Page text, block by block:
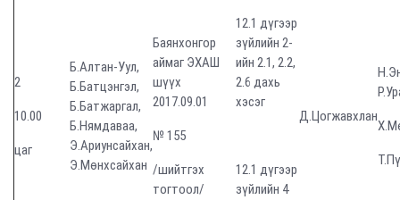
2
10.00
цаг
Б.Алтан-Уул,
Б.Батцэнгэл,
Б.Батжаргал,
Б.Нямдаваа,
Э.Ариунсайхан,
Э.Мөнхсайхан
Баянхонгор
аймаг ЭХАШ
шүүх
2017.09.01
№ 155
/шийтгэх
тогтоол/
12.1 дүгээр
зүйлийн 2-
ийн 2.1, 2.2,
2.6 дахь
хэсэг
12.1 дүгээр
зүйлийн 4
Д.Цогжавхлан